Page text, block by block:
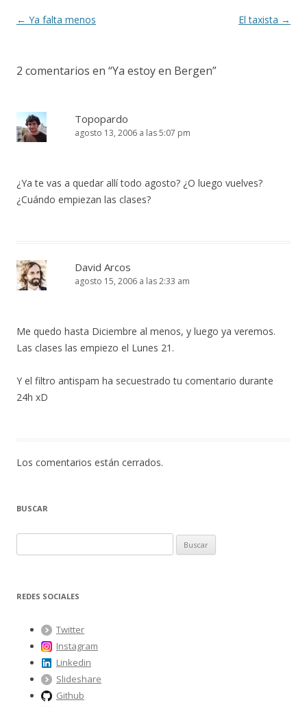
Navegación
← Ya falta menos El taxista →
2 comentarios en “Ya estoy en Bergen”
Topopardo
agosto 13, 2006 a las 5:07 pm
¿Ya te vas a quedar allí todo agosto? ¿O luego vuelves?
¿Cuándo empiezan las clases?
David Arcos
agosto 15, 2006 a las 2:33 am
Me quedo hasta Diciembre al menos, y luego ya veremos.
Las clases las empiezo el Lunes 21.
Y el filtro antispam ha secuestrado tu comentario durante
24h xD
Los comentarios están cerrados.
BUSCAR
u
c
REDES SOCIALES
Twitter
Instagram
Linkedin
Slideshare
Github